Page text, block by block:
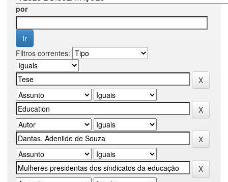
por
Filtros correntes: